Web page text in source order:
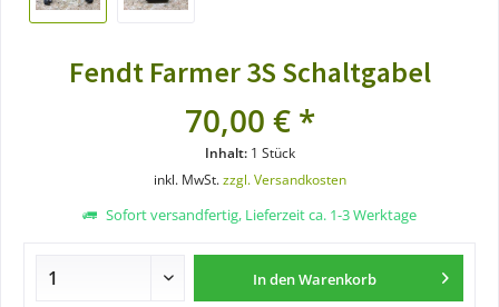
Fendt Farmer 3S Schaltgabel
70,00 € *
Inhalt: 1 Stück
inkl. MwSt.zzgl. Versandkosten
Sofort versandfertig, Lieferzeit ca. 1-3 Werktage
In denWarenkorb